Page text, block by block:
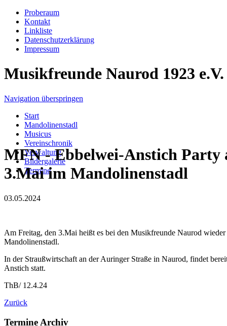
Proberaum
Kontakt
Linkliste
Datenschutzerklärung
Impressum
Musikfreunde Naurod 1923 e.V.
Navigation überspringen
Start
Mandolinenstadl
Musicus
Vereinschronik
Verwaltung
Bildergalerie
Termine
MFN - Ebbelwei-Anstich Party
3.Mai im Mandolinenstadl
03.05.2024
Am Freitag, den 3.Mai heißt es bei den Musikfreunde Naurod
Mandolinenstadl.
In der Straußwirtschaft an der Auringer Straße in Naurod, findet
Anstich statt.
ThB/ 12.4.24
Zurück
Termine Archiv